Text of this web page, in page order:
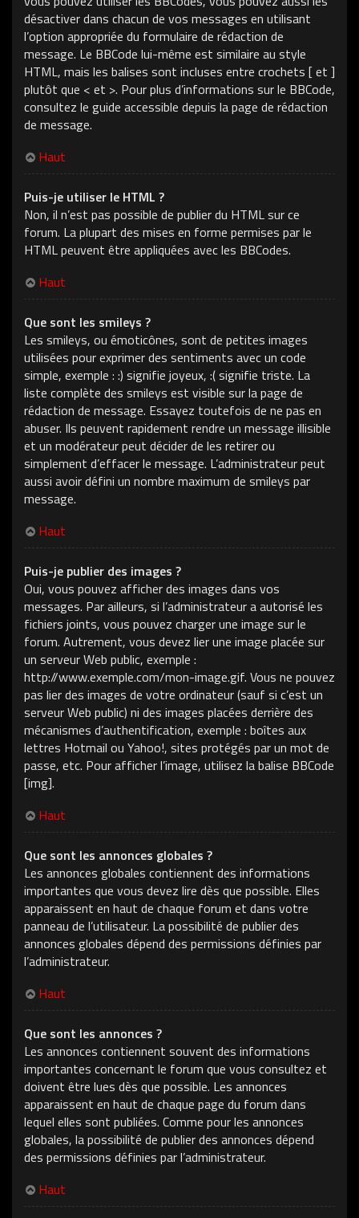
désactiver dans chacun de vos messages en utilisant
l’option appropriée du formulaire de rédaction de
message. Le BBCode lui-même est similaire au style
HTML, mais les balises sont incluses entre crochets [ et ]
plutôt que < et >. Pour plus d’informations sur le BBCode,
consultez le guide accessible depuis la page de rédaction
de message.
Haut
Puis-je utiliser le HTML ?
Non, il n’est pas possible de publier du HTML sur ce
forum. La plupart des mises en forme permises par le
HTML peuvent être appliquées avec les BBCodes.
Haut
Que sont les smileys ?
Les smileys, ou émoticônes, sont de petites images
utilisées pour exprimer des sentiments avec un code
simple, exemple : :) signifie joyeux, :( signifie triste. La
liste complète des smileys est visible sur la page de
rédaction de message. Essayez toutefois de ne pas en
abuser. Ils peuvent rapidement rendre un message illisible
et un modérateur peut décider de les retirer ou
simplement d’effacer le message. L’administrateur peut
aussi avoir défini un nombre maximum de smileys par
message.
Haut
Puis-je publier des images ?
Oui, vous pouvez afficher des images dans vos
messages. Par ailleurs, si l’administrateur a autorisé les
fichiers joints, vous pouvez charger une image sur le
forum. Autrement, vous devez lier une image placée sur
un serveur Web public, exemple :
http://www.exemple.com/mon-image.gif. Vous ne pouvez
pas lier des images de votre ordinateur (sauf si c’est un
serveur Web public) ni des images placées derrière des
mécanismes d’authentification, exemple : boîtes aux
lettres Hotmail ou Yahoo!, sites protégés par un mot de
passe, etc. Pour afficher l’image, utilisez la balise BBCode
[img].
Haut
Que sont les annonces globales ?
Les annonces globales contiennent des informations
importantes que vous devez lire dès que possible. Elles
apparaissent en haut de chaque forum et dans votre
panneau de l’utilisateur. La possibilité de publier des
annonces globales dépend des permissions définies par
l’administrateur.
Haut
Que sont les annonces ?
Les annonces contiennent souvent des informations
importantes concernant le forum que vous consultez et
doivent être lues dès que possible. Les annonces
apparaissent en haut de chaque page du forum dans
lequel elles sont publiées. Comme pour les annonces
globales, la possibilité de publier des annonces dépend
des permissions définies par l’administrateur.
Haut